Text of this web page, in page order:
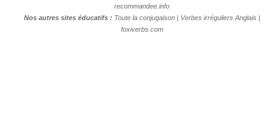
recommandee.info
Nos autres sites éducatifs : Toute la conjugaison| Verbes irréguliers Anglais
foxiverbs.com